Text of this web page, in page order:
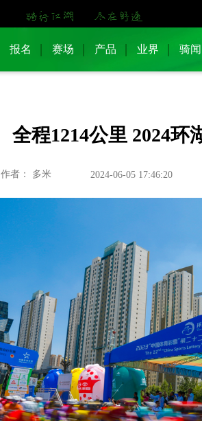
报名 赛场 产品 业界 骑闻
全程1214公里 2024环
作者： 多米 2024-06-05 17:46:20